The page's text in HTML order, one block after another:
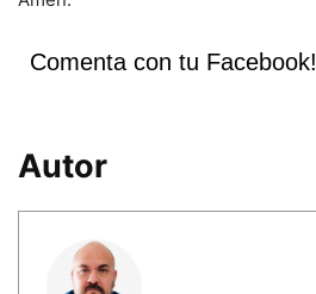
Comenta con tu Facebook!
Autor